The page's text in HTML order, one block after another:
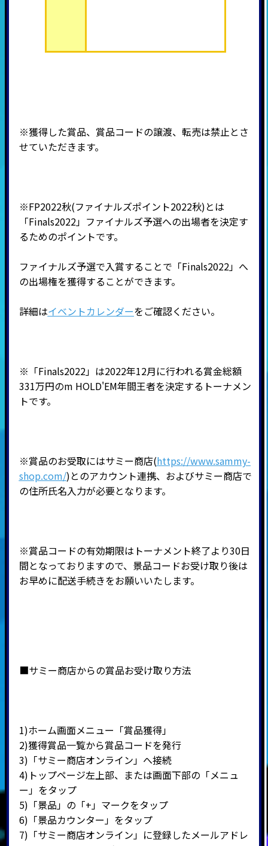
※獲得した賞品、賞品コードの譲渡、転売は禁止とさ
せていただきます。
※FP2022秋(ファイナルズポイント2022秋)とは
「Finals2022」ファイナルズ予選への出場者を決定す
るためのポイントです。
ファイナルズ予選で入賞することで「Finals2022」へ
の出場権を獲得することができます。
詳細はイベントカレンダーをご確認ください。
※「Finals2022」は2022年12月に行われる賞金総額
331万円のm HOLD'EM年間王者を決定するトーナメン
トです。
※賞品のお受取にはサミー商店(https://www.sammy-
shop.com/)とのアカウント連携、およびサミー商店で
の住所氏名入力が必要となります。
※賞品コードの有効期限はトーナメント終了より30日
間となっておりますので、景品コードお受け取り後は
お早めに配送手続きをお願いいたします。
■サミー商店からの賞品お受け取り方法
1)ホーム画面メニュー「賞品獲得」
2)獲得賞品一覧から賞品コードを発行
3) 「サミー商店オンライン」へ接続
4) トップページ左上部、または画面下部の「メニュ
ー」をタップ
5) 「景品」の「+ 」マークをタップ
6) 「景品カウンター」をタップ
7) 「サミー商店オンライン」に登録したメールアドレ